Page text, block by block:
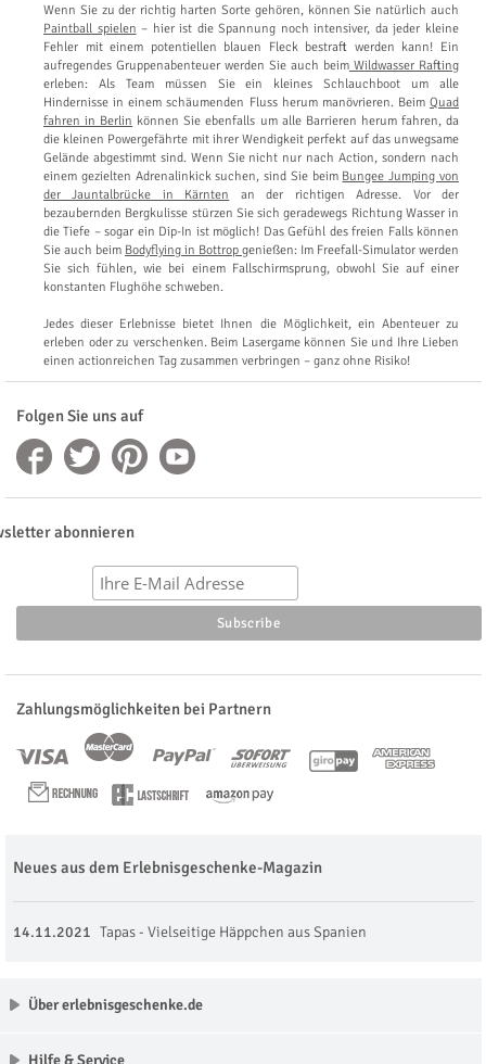
Wenn Sie zu der richtig harten Sorte gehören, können Sie natürlich auch
Paintball spielen – hier ist die Spannung noch intensiver, da jeder kleine
Fehler mit einem potentiellen blauen Fleck bestraft werden kann! Ein
aufregendes Gruppenabenteuer werden Sie auch beim Wildwasser Rafting
erleben: Als Team müssen Sie ein kleines Schlauchboot um alle
Hindernisse in einem schäumenden Fluss herum manövrieren. Beim Quad
fahren in Berlin können Sie ebenfalls um alle Barrieren herum fahren, da
die kleinen Powergefährte mit ihrer Wendigkeit perfekt auf das unwegsame
Gelände abgestimmt sind. Wenn Sie nicht nur nach Action, sondern nach
einem gezielten Adrenalinkick suchen, sind Sie beim Bungee Jumping von
der Jauntalbrücke in Kärnten an der richtigen Adresse. Vor der
bezaubernden Bergkulisse stürzen Sie sich geradewegs Richtung Wasser in
die Tiefe – sogar ein Dip-In ist möglich! Das Gefühl des freien Falls können
Sie auch beim Bodyflying in Bottrop genießen: Im Freefall-Simulator werden
Sie sich fühlen, wie bei einem Fallschirmsprung, obwohl Sie auf einer
konstanten Flughöhe schweben.
Jedes dieser Erlebnisse bietet Ihnen die Möglichkeit, ein Abenteuer zu
erleben oder zu verschenken. Beim Lasergame können Sie und Ihre Lieben
einen actionreichen Tag zusammen verbringen – ganz ohne Risiko!
Folgen Sie uns auf
abonnieren
Zahlungsmöglichkeiten bei Partnern
Neues aus dem Erlebnisgeschenke-Magazin
14.11.2021 Tapas - Vielseitige Häppchen aus Spanien
Über erlebnisgeschenke.de
Hilfe & Service